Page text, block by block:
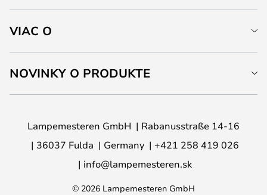
VIAC O
NOVINKY O PRODUKTE
Lampemesteren GmbH
Rabanusstraße 14-16
36037 Fulda
Germany
+421 258 419 026
info@lampemesteren.sk
© 2026 Lampemesteren GmbH